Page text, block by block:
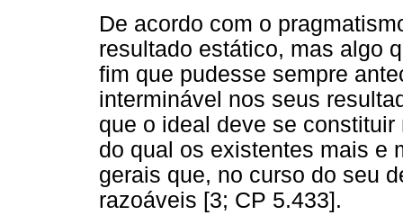
De acordo com o
resultado estático, mas algo
fim que pudesse sempre
interminável nos seus
que o ideal deve se
do qual os existentes mais e
gerais que, no curso do seu
razoáveis [3; CP 5.433].